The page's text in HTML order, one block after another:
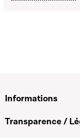
Informations
Transparence /